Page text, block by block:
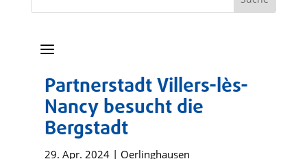
a
Partnerstadt Villers-lès-
Nancy besucht die
Bergstadt
29. Apr. 2024| Oerlinghausen